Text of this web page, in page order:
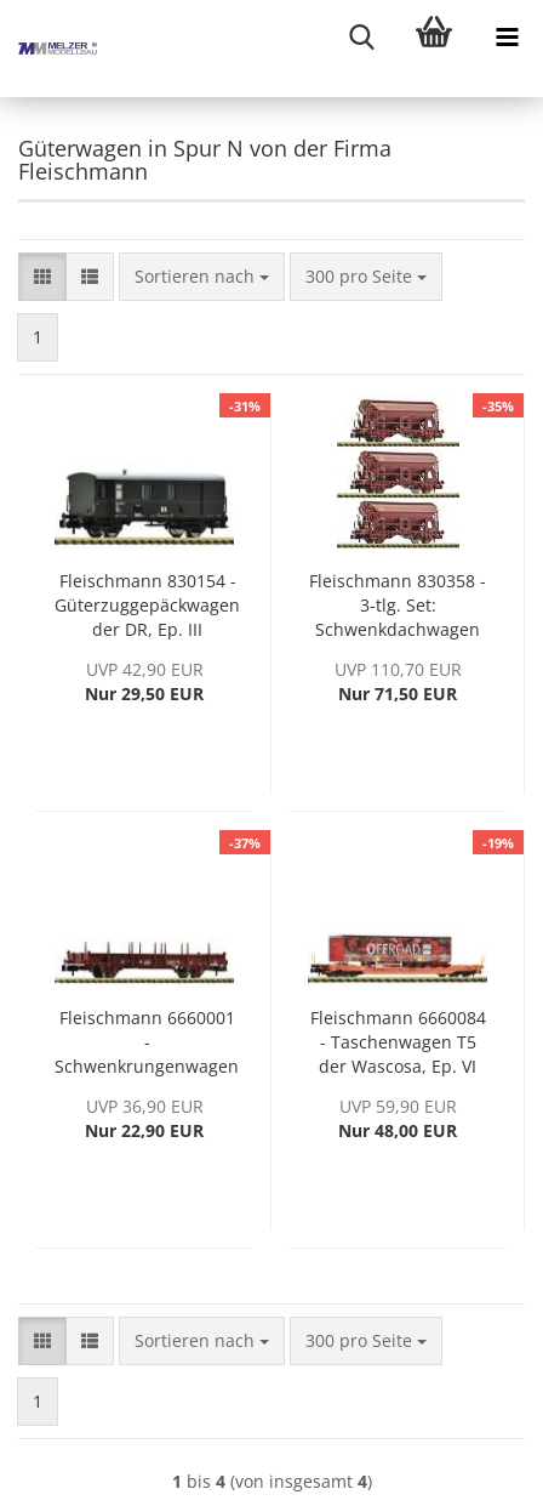
Güterwagen in Spur N von der Firma
Fleischmann
Sortieren nach
Sortieren nach 300 pro Seite
pro Seite
1
-31%
Fleischmann 830154 -
Güterzuggepäckwagen
der DR, Ep. III
UVP 42,90 EUR
Nur 29,50 EUR
-35%
Fleischmann 830358 -
3-tlg. Set:
Schwenkdachwagen
UVP 110,70 EUR
Nur 71,50 EUR
-37%
Fleischmann 6660001
-
Schwenkrungenwagen
UVP 36,90 EUR
Nur 22,90 EUR
-19%
Fleischmann 6660084
- Taschenwagen T5
der Wascosa, Ep. VI
UVP 59,90 EUR
Nur 48,00 EUR
Sortieren nach
Sortieren nach 300 pro Seite
pro Seite
1
1 bis 4(von insgesamt 4)